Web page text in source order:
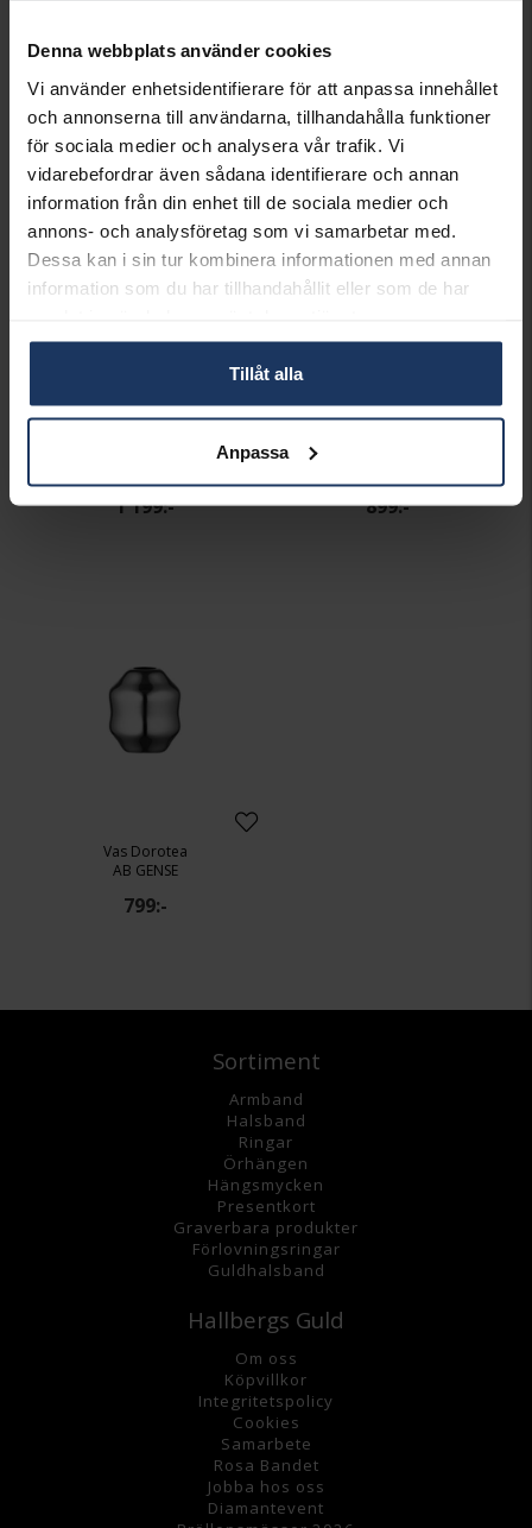
Denna webbplats använder cookies
Vi använder enhetsidentifierare för att anpassa innehållet
och annonserna till användarna, tillhandahålla funktioner
för sociala medier och analysera vår trafik. Vi
vidarebefordrar även sådana identifierare och annan
information från din enhet till de sociala medier och
annons- och analysföretag som vi samarbetar med.
Dessa kan i sin tur kombinera informationen med annan
information som du har tillhandahållit eller som de har
Tillåt alla
Anpassa
Vas Dorotea
1 499:- 1 499:-
1 199:- 899:-
Vas Dorotea
AB GENSE
799:-
Sortiment
Armband
Halsband
Ringar
Örhängen
Hängsmycken
Presentkort
Graverbara produkter
Förlovningsringar
Guldhalsband
Hallbergs Guld
Om oss
Köpvillkor
Integritetspolicy
Cookies
Samarbete
Rosa Bandet
Jobba hos oss
Diamantevent